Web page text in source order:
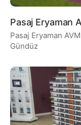
Pasaj Eryaman
Arıkan Gündüz
Pasaj Eryaman
Gündüz